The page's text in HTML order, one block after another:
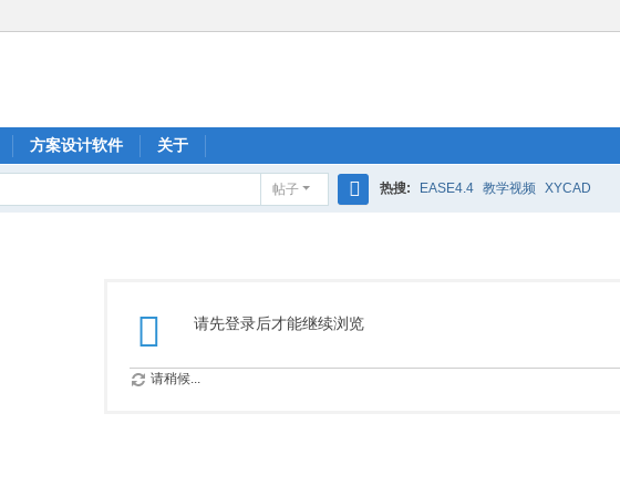
方案设计软件 关于
帖子 热搜: EASE4.4 教学视频 XYCAD
请先登录后才能继续浏览
请稍候...